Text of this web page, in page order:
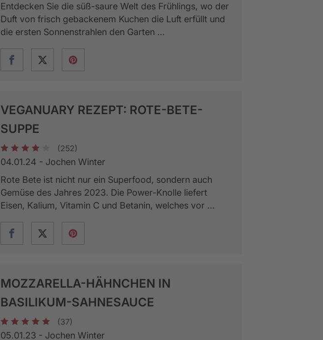
Entdecken Sie die süß-saure Welt des Frühlings, wo der
Duft von frisch gebackenem Kuchen die Luft erfüllt und
die ersten Sonnenstrahlen den Garten ...
VEGANUARY REZEPT: ROTE-BETE-
SUPPE
1 2 3 4 (252)
04.01.24 - Jochen Winter
Rote Bete ist nicht nur ein Superfood, sondern auch
Gemüse des Jahres 2023. Die Power-Knolle liefert
Eisen, Kalium, Vitamin C und Betanin, welches vor ...
MOZZARELLA-HÄHNCHEN IN
BASILIKUM-SAHNESAUCE
1 2 3 4 5 (37)
05.01.23 - Jochen Winter